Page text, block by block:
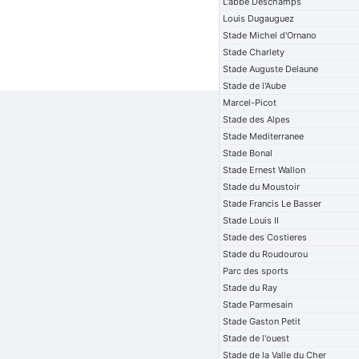
Louis Dugauguez
Stade Michel d'Ornano
Stade Charlety
Stade Auguste Delaune
Stade de l'Aube
Marcel-Picot
Stade des Alpes
Stade Mediterranee
Stade Bonal
Stade Ernest Wallon
Stade du Moustoir
Stade Francis Le Basser
Stade Louis II
Stade des Costieres
Stade du Roudourou
Parc des sports
Stade du Ray
Stade Parmesain
Stade Gaston Petit
Stade de l'ouest
Stade de la Valle du Cher